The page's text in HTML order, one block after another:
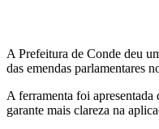
A Prefeitura de Conde deu
das emendas parlamentares
A ferramenta foi
garante mais clareza na